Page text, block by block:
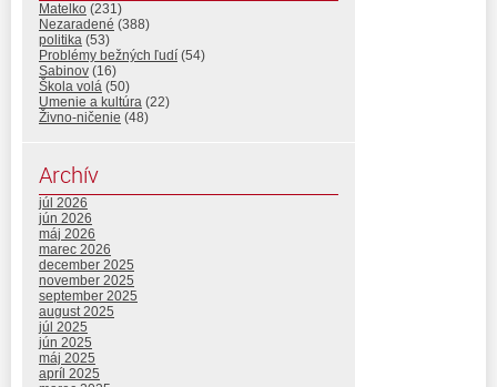
Matelko (231)
Nezaradené (388)
politika (53)
Problémy bežných ľudí (54)
Sabinov (16)
Škola volá (50)
Umenie a kultúra (22)
Živno-ničenie (48)
Archív
júl 2026
jún 2026
máj 2026
marec 2026
december 2025
november 2025
september 2025
august 2025
júl 2025
jún 2025
máj 2025
apríl 2025